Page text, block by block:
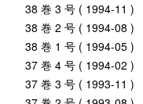
38 巻 3 号 ( 1994-11 )
38 巻 2 号 ( 1994-08 )
38 巻 1 号 ( 1994-05 )
37 巻 4 号 ( 1994-02 )
37 巻 3 号 ( 1993-11 )